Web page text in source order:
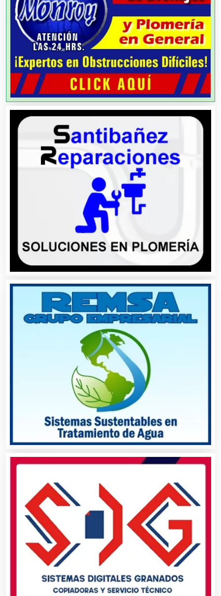
Artesanías
Artículos de Oficina
Artículos de Piel
Artículos Deportivos
Artículos Importados
Artículos para el Hogar
Artículos para Regalos
Artículos Personales
Artículos Publicitarios
Aseguradoras
Asesores Técnicos
Asesoría Fiscal
Asilos
Asociaciones Civiles
Asociaciones Empresariales
Audio, Sonido e Iluminación